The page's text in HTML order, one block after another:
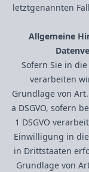
letztgenannten
Allgemeine
Sofern Sie in
verarbeiten
Grundlage von
a DSGVO, sofern
1 DSGVO
Einwilligung in
in Drittstaaten
Grundlage von